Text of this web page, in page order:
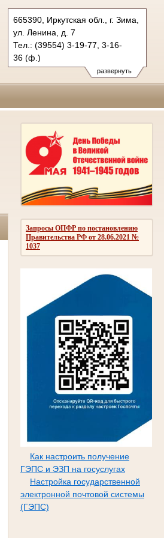
развернуть
665390, Иркутская обл., г. Зима,
ул. Ленина, д. 7
Тел.: (39554) 3-19-77, 3-16-
36 (ф.)
ziminsky.irk@sudrf.ru
Запросы ОПФР по постановлению
Правительства РФ от 28.06.2021 №
1037
Как настроить получение
ГЭПС и ЭЗП на госуслугах
Настройка государственной
электронной почтовой системы
(ГЭПС)